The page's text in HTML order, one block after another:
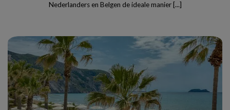
Nederlanders en Belgen de ideale manier [...]